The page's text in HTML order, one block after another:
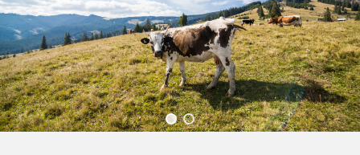
Devenir membre
Revue de presse
Guide de la vente directe